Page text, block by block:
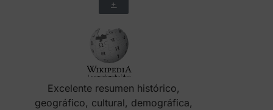
+
Excelente resumen histórico,
geográfico, cultural, demográfica,